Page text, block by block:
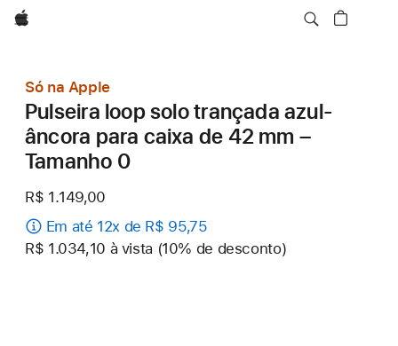
Apple
Só na Apple
Pulseira loop solo trançada azul-
âncora para caixa de 42 mm –
Tamanho 0
R$ 1.149,00
Em até 12x de R$ 95,75
R$ 1.034,10 à vista (10% de desconto)